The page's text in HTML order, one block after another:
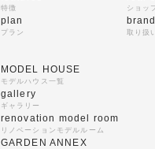
特徴
plan
プラン
ショッ
取り扱
MODEL HOUSE
モデルハウス一覧
gallery
ギャラリー
renovation model room
リノベーションモデルルーム
GARDEN ANNEX